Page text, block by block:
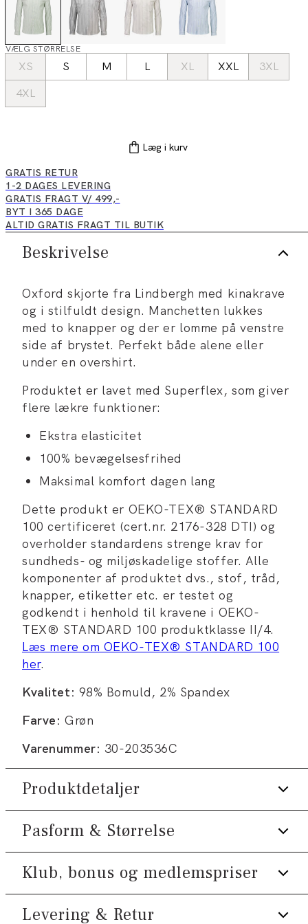
VÆLG STØRRELSE
XS S M L XL XXL
3XL
4XL
Læg i kurv
GRATIS RETUR
1-2 DAGES LEVERING
GRATIS FRAGT V/ 499,-
BYT I 365 DAGE
ALTID GRATIS FRAGT TIL BUTIK
Beskrivelse
Oxford skjorte fra Lindbergh med kinakrave
og i stilfuldt design. Manchetten lukkes
med to knapper og der er lomme på venstre
side af brystet. Perfekt både alene eller
under en overshirt.
Produktet er lavet med Superflex, som giver
flere lækre funktioner:
Ekstra elasticitet
100% bevægelsesfrihed
Maksimal komfort dagen lang
Dette produkt er OEKO-TEX® STANDARD
100 certificeret (cert.nr. 2176-328 DTI) og
overholder standardens strenge krav for
sundheds- og miljøskadelige stoffer. Alle
komponenter af produktet dvs., stof, tråd,
knapper, etiketter etc. er testet og
godkendt i henhold til kravene i OEKO-
TEX® STANDARD 100 produktklasse II/4.
Læs mere om OEKO-TEX® STANDARD 100
her.
Kvalitet: 98% Bomuld, 2% Spandex
Farve: Grøn
Varenummer: 30-203536C
Produktdetaljer
Skjorten har kinakrave.
Lomme på venstre bryst.
Manchetten har to knapper til at justere
størrelsen.
Certificeret med OEKO-TEX®
Pasform & Størrelse
Fit:Relaxed fit
Tæt pasform, der sidder til uden at være
stram
Klub, bonus og medlemspriser
Tilmeld dig Klub Tøjeksperten helt gratis.
Levering & Retur